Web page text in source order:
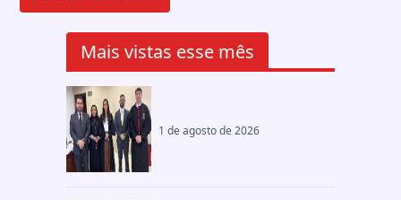
Mais vistas esse mês
1 de agosto de 2026